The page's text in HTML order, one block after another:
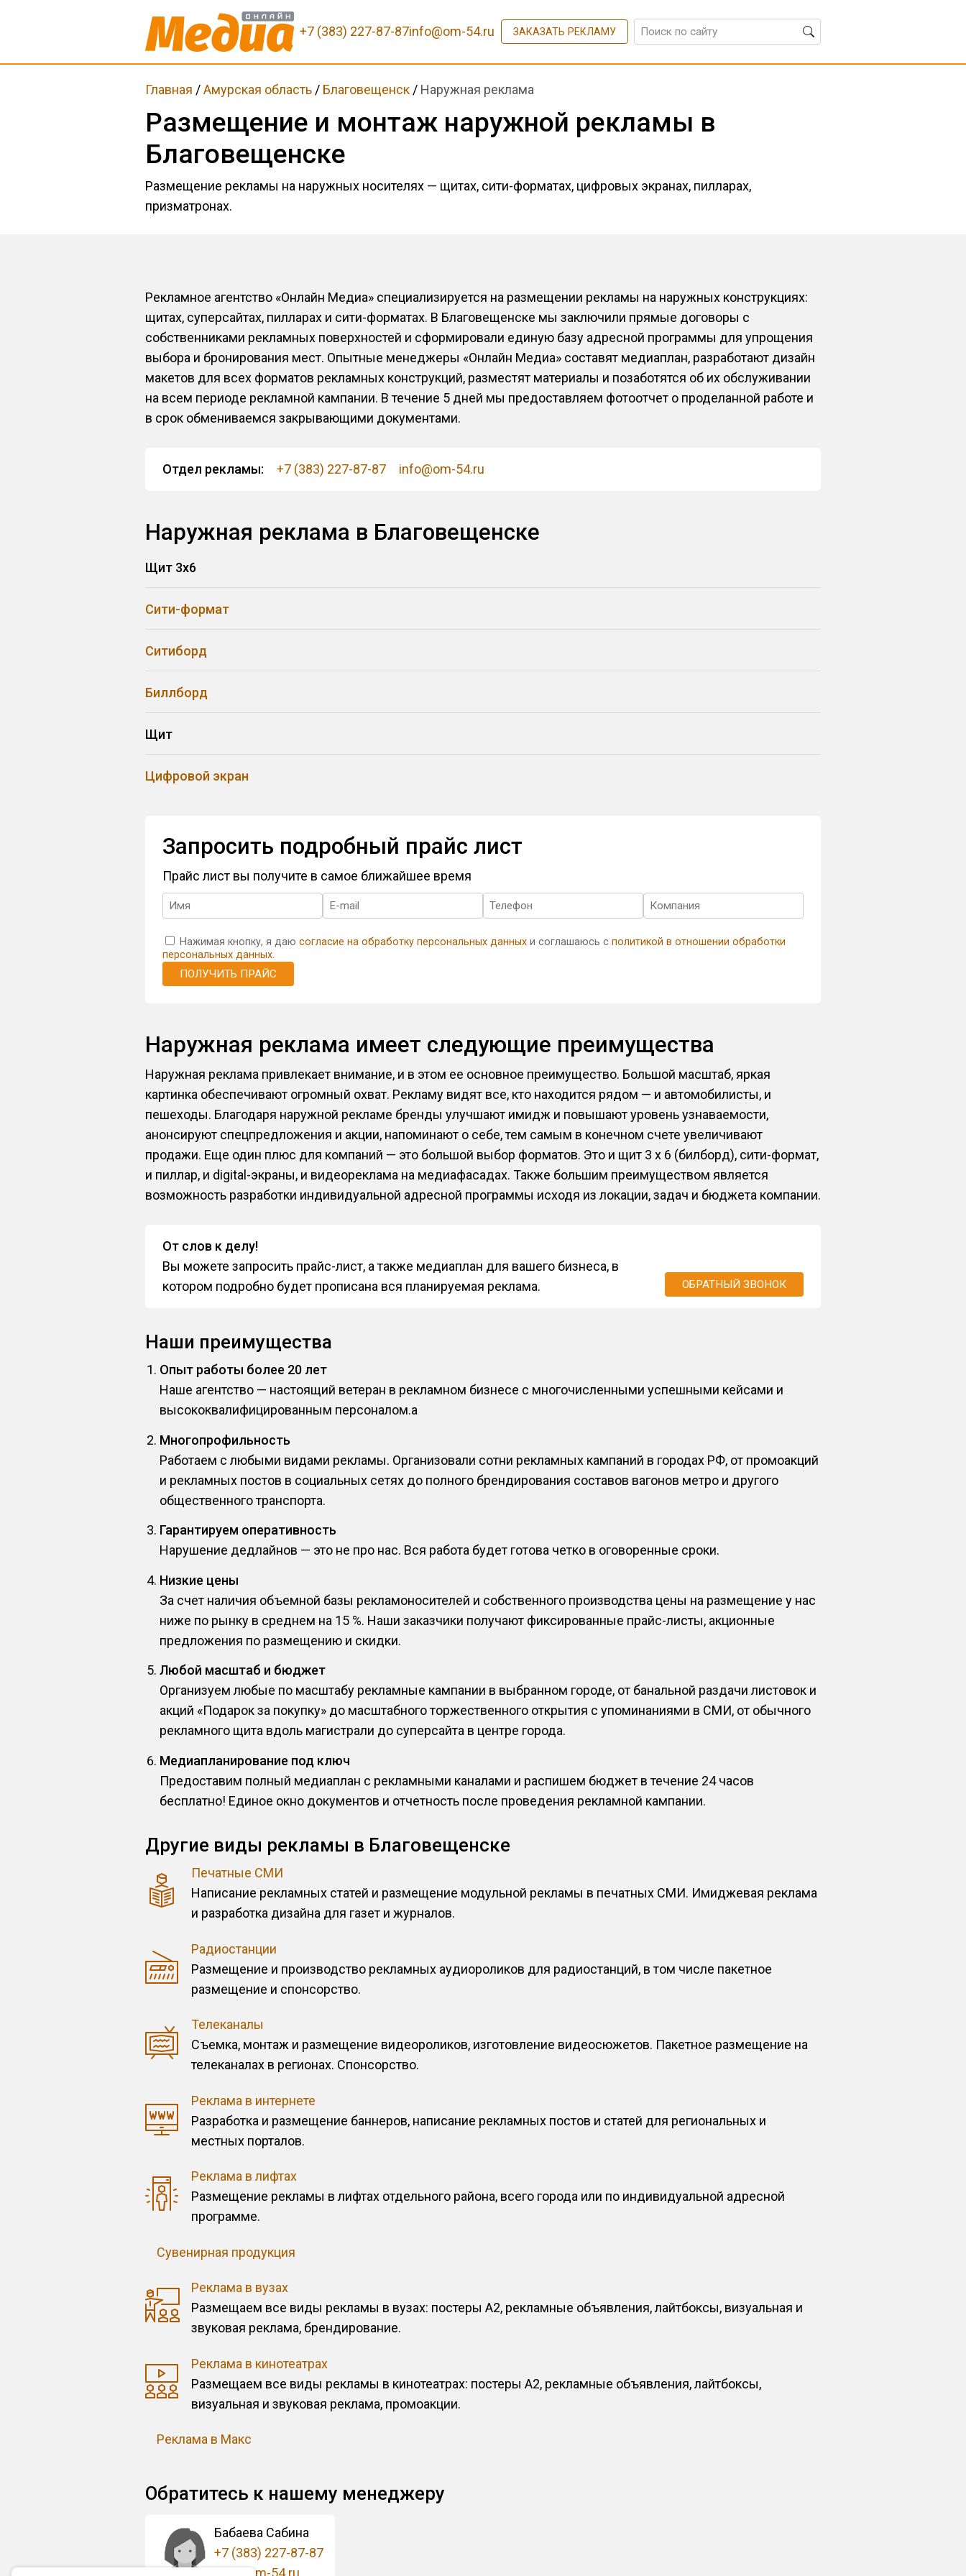
+7 (383) 227-87-87info@om-54.ru ЗАКАЗАТЬ РЕКЛАМУ
Главная /Амурская область/ Благовещенск/ Наружная реклама
Размещение и монтаж наружной рекламы в
Благовещенске
Размещение рекламы на наружных носителях — щитах, сити-форматах, цифровых экранах, пилларах,
призматронах.
Рекламное агентство «Онлайн Медиа» специализируется на размещении рекламы на наружных конструкциях:
щитах, суперсайтах, пилларах и сити-форматах. В Благовещенске мы заключили прямые договоры с
собственниками рекламных поверхностей и сформировали единую базу адресной программы для упрощения
выбора и бронирования мест. Опытные менеджеры «Онлайн Медиа» составят медиаплан, разработают дизайн
макетов для всех форматов рекламных конструкций, разместят материалы и позаботятся об их обслуживании
на всем периоде рекламной кампании. В течение 5 дней мы предоставляем фотоотчет о проделанной работе и
в срок обмениваемся закрывающими документами.
Отдел рекламы: +7 (383) 227-87-87 info@om-54.ru
Наружная реклама в Благовещенске
Щит 3x6
Сити-формат
Ситиборд
Биллборд
Щит
Цифровой экран
Запросить подробный прайс лист
Прайс лист вы получите в самое ближайшее время
Нажимая кнопку, я даю согласие на обработку персональных данныхи соглашаюсь с политикой в отношении обработки
персональных данных.
ПОЛУЧИТЬ ПРАЙС
Наружная реклама имеет следующие преимущества
Наружная реклама привлекает внимание, и в этом ее основное преимущество. Большой масштаб, яркая
картинка обеспечивают огромный охват. Рекламу видят все, кто находится рядом — и автомобилисты, и
пешеходы. Благодаря наружной рекламе бренды улучшают имидж и повышают уровень узнаваемости,
анонсируют спецпредложения и акции, напоминают о себе, тем самым в конечном счете увеличивают
продажи. Еще один плюс для компаний — это большой выбор форматов. Это и щит 3 х 6 (билборд), сити-формат,
и пиллар, и digital-экраны, и видеореклама на медиафасадах. Также большим преимуществом является
возможность разработки индивидуальной адресной программы исходя из локации, задач и бюджета компании.
От слов к делу!
Вы можете запросить прайс-лист, а также медиаплан для вашего бизнеса, в
котором подробно будет прописана вся планируемая реклама.
ОБРАТНЫЙ ЗВОНОК
Наши преимущества
Опыт работы более 20 лет
Наше агентство — настоящий ветеран в рекламном бизнесе с многочисленными успешными кейсами и
высококвалифицированным персоналом.a
Многопрофильность
Работаем с любыми видами рекламы. Организовали сотни рекламных кампаний в городах РФ, от промоакций
и рекламных постов в социальных сетях до полного брендирования составов вагонов метро и другого
общественного транспорта.
Гарантируем оперативность
Нарушение дедлайнов — это не про нас. Вся работа будет готова четко в оговоренные сроки.
Низкие цены
За счет наличия объемной базы рекламоносителей и собственного производства цены на размещение у нас
ниже по рынку в среднем на 15 %. Наши заказчики получают фиксированные прайс-листы, акционные
предложения по размещению и скидки.
Любой масштаб и бюджет
Организуем любые по масштабу рекламные кампании в выбранном городе, от банальной раздачи листовок и
акций «Подарок за покупку» до масштабного торжественного открытия с упоминаниями в СМИ, от обычного
рекламного щита вдоль магистрали до суперсайта в центре города.
Медиапланирование под ключ
Предоставим полный медиаплан с рекламными каналами и распишем бюджет в течение 24 часов
бесплатно! Единое окно документов и отчетность после проведения рекламной кампании.
Другие виды рекламы в Благовещенске
Печатные СМИ
Написание рекламных статей и размещение модульной рекламы в печатных СМИ. Имиджевая реклама
и разработка дизайна для газет и журналов.
Радиостанции
Размещение и производство рекламных аудиороликов для радиостанций, в том числе пакетное
размещение и спонсорство.
Телеканалы
Съемка, монтаж и размещение видеороликов, изготовление видеосюжетов. Пакетное размещение на
телеканалах в регионах. Спонсорство.
Реклама в интернете
Разработка и размещение баннеров, написание рекламных постов и статей для региональных и
местных порталов.
Реклама в лифтах
Размещение рекламы в лифтах отдельного района, всего города или по индивидуальной адресной
программе.
Сувенирная продукция
Реклама в вузах
Размещаем все виды рекламы в вузах: постеры А2, рекламные объявления, лайтбоксы, визуальная и
звуковая реклама, брендирование.
Реклама в кинотеатрах
Размещаем все виды рекламы в кинотеатрах: постеры А2, рекламные объявления, лайтбоксы,
визуальная и звуковая реклама, промоакции.
Реклама в Макс
Обратитесь к нашему менеджеру
Бабаева Сабина
+7 (383) 227-87-87
info@om-54.ru